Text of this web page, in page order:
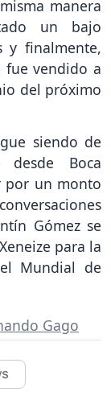
manera
un bajo
y finalmente,
fue vendido a
del próximo
siendo de
Boca
por un monto
Gómez se
para la
Mundial de
Gago